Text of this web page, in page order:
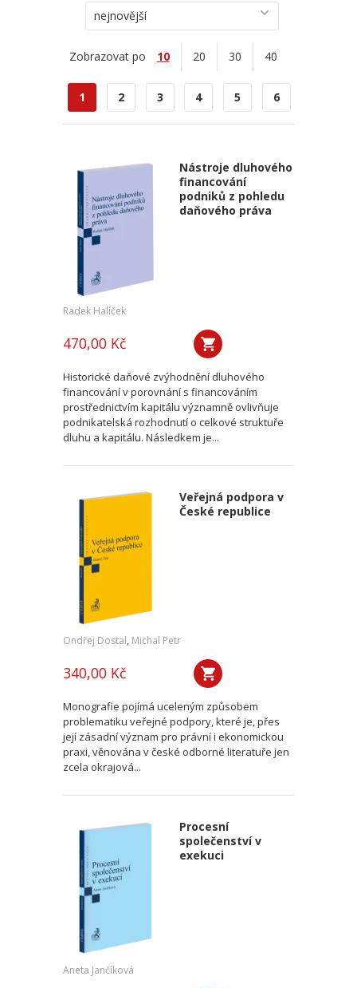
nejnovější
Zobrazovat po 10 20 30 40
1 2 3 4 5 6
Nástroje dluhového
financování
podniků z pohledu
daňového práva
Radek Halíček
470,00 Kč
Historické daňové zvýhodnění dluhového
financování v porovnání s financováním
prostřednictvím kapitálu významně ovlivňuje
podnikatelská rozhodnutí o celkové struktuře
dluhu a kapitálu. Následkem je...
Veřejná podpora v
České republice
Ondřej Dostal, Michal Petr
340,00 Kč
Monografie pojímá uceleným způsobem
problematiku veřejné podpory, které je, přes
její zásadní význam pro právní i ekonomickou
praxi, věnována v české odborné literatuře jen
zcela okrajová...
Procesní
společenství v
exekuci
Aneta Jančíková